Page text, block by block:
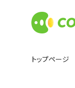
トップページ